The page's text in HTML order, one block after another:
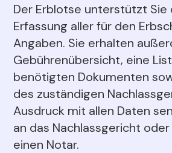
Der Erblotse unterstützt Sie
Erfassung aller für den
Angaben. Sie erhalten
Gebührenübersicht, eine
benötigten Dokumenten
des zuständigen
Ausdruck mit allen Daten
an das Nachlassgericht
einen Notar.